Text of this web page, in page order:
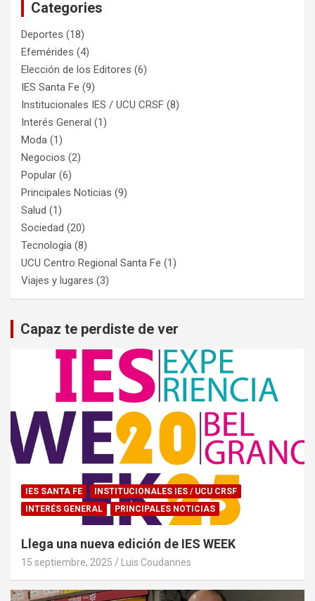
Categories
Deportes (18)
Efemérides (4)
Elección de los Editores (6)
IES Santa Fe (9)
Institucionales IES / UCU CRSF (8)
Interés General (1)
Moda (1)
Negocios (2)
Popular (6)
Principales Noticias (9)
Salud (1)
Sociedad (20)
Tecnología (8)
UCU Centro Regional Santa Fe (1)
Viajes y lugares (3)
Capaz te perdiste de ver
IES SANTA FE
INSTITUCIONALES IES / UCU CRSF
INTERÉS GENERAL
PRINCIPALES NOTICIAS
Llega una nueva edición de IES WEEK
15 septiembre, 2025 Luis Coudannes